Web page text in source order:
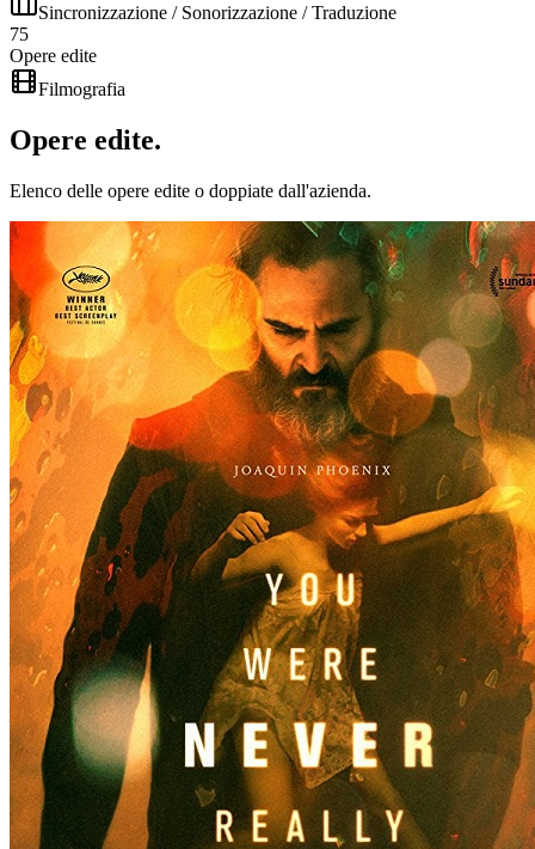
Sincronizzazione / Sonorizzazione / Traduzione
75
Opere edite
Filmografia
Opere edite.
Elenco delle opere edite o doppiate dall'azienda.